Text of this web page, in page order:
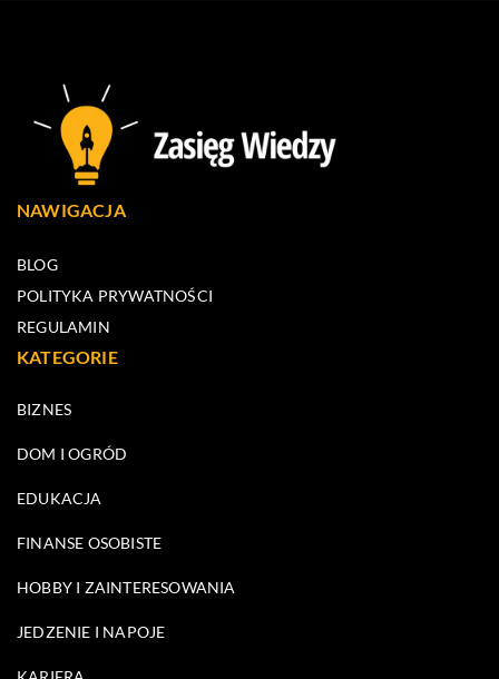
NAWIGACJA
BLOG
POLITYKA PRYWATNOŚCI
REGULAMIN
KATEGORIE
BIZNES
DOM I OGRÓD
EDUKACJA
FINANSE OSOBISTE
HOBBY I ZAINTERESOWANIA
JEDZENIE I NAPOJE